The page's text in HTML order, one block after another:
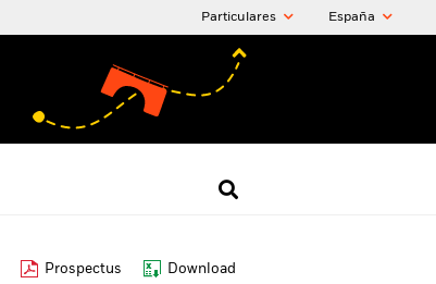
Particulares España
Prospectus Download